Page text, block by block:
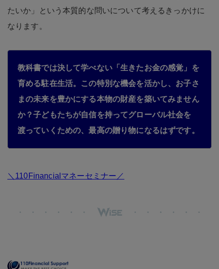
たいか」という本質的な問いについて考えるきっかけに
なります。
教科書では決して学べない「生きたお金の感覚」を
育める駐在生活。この特別な機会を活かし、お子さ
まの未来を豊かにする本物の財産を築いてみません
か？子どもたちが自信を持ってグローバル社会を
渡っていくための、最高の贈り物になるはずです。
＼110Financialマネーセミナー／